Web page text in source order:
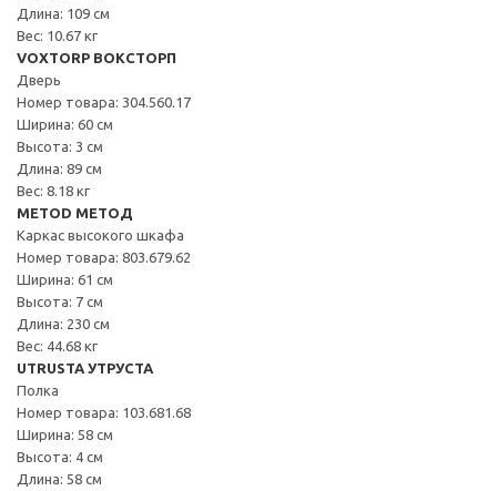
Длина: 109 см
Вес: 10.67 кг
VOXTORP ВОКСТОРП
Дверь
Номер товара: 304.560.17
Ширина: 60 см
Высота: 3 см
Длина: 89 см
Вес: 8.18 кг
METOD МЕТОД
Каркас высокого шкафа
Номер товара: 803.679.62
Ширина: 61 см
Высота: 7 см
Длина: 230 см
Вес: 44.68 кг
UTRUSTA УТРУСТА
Полка
Номер товара: 103.681.68
Ширина: 58 см
Высота: 4 см
Длина: 58 см